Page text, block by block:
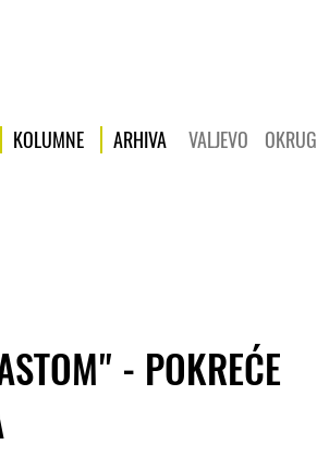
KOLUMNE ARHIVA VALJEVO OKRUG
- POKREĆE